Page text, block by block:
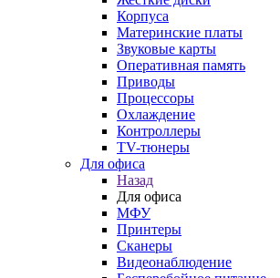
Корпуса
Материнские платы
Звуковые карты
Оперативная память
Приводы
Процессоры
Охлаждение
Контроллеры
TV-тюнеры
Для офиса
Назад
Для офиса
МФУ
Принтеры
Сканеры
Видеонаблюдение